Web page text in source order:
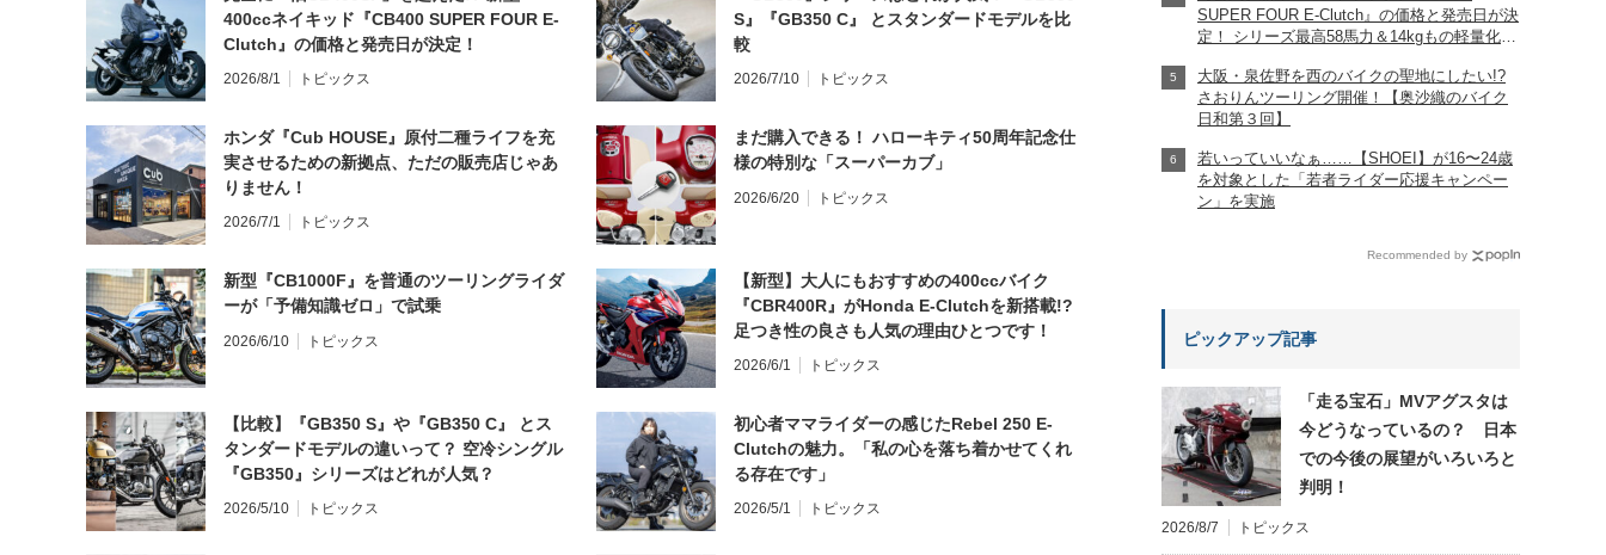
400ccネイキッド『CB400 SUPER FOUR E-
Clutch』の価格と発売日が決定！
2026/8/1 トピックス
S』『GB350 C』 とスタンダードモデルを比
較
2026/7/10 トピックス
ホンダ『Cub HOUSE』原付二種ライフを充
実させるための新拠点、ただの販売店じゃあ
りません！
2026/7/1 トピックス
まだ購入できる！ ハローキティ50周年記念仕
様の特別な「スーパーカブ」
2026/6/20 トピックス
新型『CB1000F』を普通のツーリングライダ
ーが「予備知識ゼロ」で試乗
2026/6/10 トピックス
【新型】大人にもおすすめの400ccバイク
『CBR400R』がHonda E-Clutchを新搭載!?
足つき性の良さも人気の理由ひとつです！
2026/6/1 トピックス
【比較】『GB350 S』や『GB350 C』 とス
タンダードモデルの違いって？ 空冷シングル
『GB350』シリーズはどれが人気？
2026/5/10 トピックス
初心者ママライダーの感じたRebel 250 E-
Clutchの魅力。「私の心を落ち着かせてくれ
る存在です」
2026/5/1 トピックス
SUPER FOUR E-Clutch』の価格と発売日が決
定！ シリーズ最高58馬力＆14kgもの軽量化!?
【Honda2026新車ニュース】
大阪・泉佐野を西のバイクの聖地にしたい!?
さおりんツーリング開催！【奥沙織のバイク
日和第３回】
若いっていいなぁ……【SHOEI】が16〜24歳
を対象とした「若者ライダー応援キャンペー
ン」を実施
Recommended by
ピックアップ記事
「走る宝石」MVアグスタは
今どうなっているの？ 日本
での今後の展望がいろいろと
判明！
2026/8/7 トピックス